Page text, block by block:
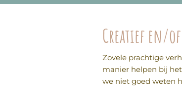
Creatief en/
Zovele prachtige
manier helpen bij
we niet goed weten